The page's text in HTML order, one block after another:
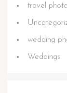
travel
wedding
Weddings